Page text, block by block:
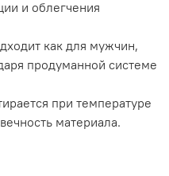
и облегчения
как для мужчин,
продуманной системе
при температуре
материала.